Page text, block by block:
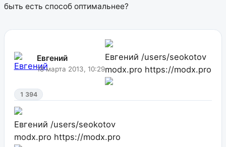
быть есть способ оптимальнее?
Евгений
18 марта 2013, 10:29
Евгений /users/seokotov
modx.pro https://modx.pro
1 394
Евгений /users/seokotov
modx.pro https://modx.pro